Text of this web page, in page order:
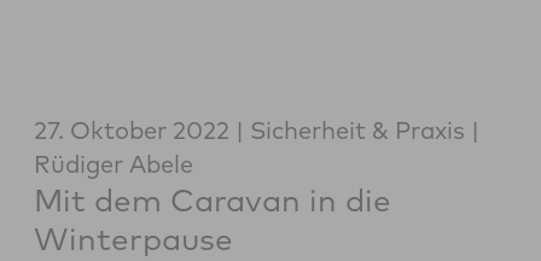
27. Oktober 2022
Sicherheit & Praxis
Rüdiger Abele
Mit dem Caravan in die
Winterpause